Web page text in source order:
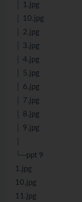
│ 1.jpg
│ 10.jpg
│ 2.jpg
│ 3.jpg
│ 4.jpg
│ 5.jpg
│ 6.jpg
│ 7.jpg
│ 8.jpg
│ 9.jpg
└─ppt 9
1.jpg
10.jpg
11.jpg